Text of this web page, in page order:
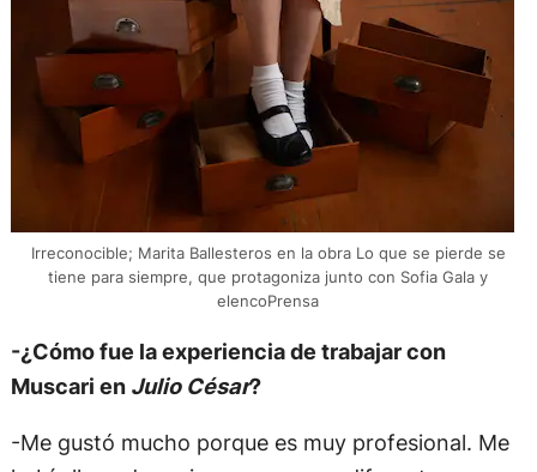
Irreconocible; Marita Ballesteros en la obra Lo que se pierde se
tiene para siempre, que protagoniza junto con Sofia Gala y
elencoPrensa
-¿Cómo fue la experiencia de trabajar con
Muscari en Julio César?
-Me gustó mucho porque es muy profesional. Me